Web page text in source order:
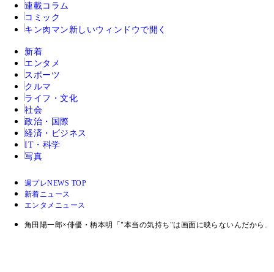
連載コラム
コミック
キン肉マン 新しいウィンドウで開く
新着
エンタメ
スポーツ
クルマ
ライフ・文化
社会
政治・国際
経済・ビジネス
IT・科学
写真
週プレNEWS TOP
新着ニュース
エンタメニュース
角田陽一郎×俳優・柄本明「"本当の気持ち"は画面に映らないんだから